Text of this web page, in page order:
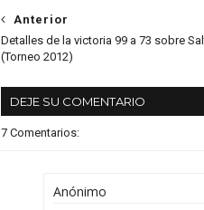
Anterior
Detalles de la victoria 99 a 73 sobre
(Torneo 2012)
DEJE SU COMENTARIO
7 Comentarios:
Anónimo